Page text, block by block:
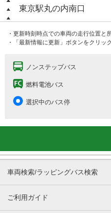
東京駅丸の内南口
・更新時刻時点での車両の走行位置と
・「最新情報に更新」ボタンをクリッ
ノンステップバス
燃料電池バス
選択中のバス停
車両検索/ラッピングバス検索
ご利用ガイド